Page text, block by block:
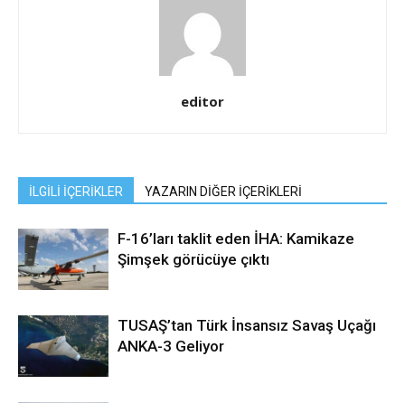
editor
İLGİLİ İÇERİKLER YAZARIN DİĞER İÇERİKLERİ
F-16’ları taklit eden İHA: Kamikaze
Şimşek görücüye çıktı
TUSAŞ’tan Türk İnsansız Savaş Uçağı
ANKA-3 Geliyor